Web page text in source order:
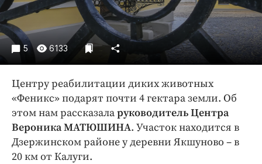
Экономика и бизнес
ПРОЕКТЫ
Блоги
Издания
Медиаперсона
Интересное чтиво
Клиника года
Бренд года
Работодатель года
5 6133
Центру реабилитации диких животных
«Феникс» подарят почти 4 гектара земли. Об
этом нам рассказаларуководитель Центра
Вероника МАТЮШИНА. Участок находится в
Дзержинском районе у деревни Якшуново – в
20 км от Калуги.